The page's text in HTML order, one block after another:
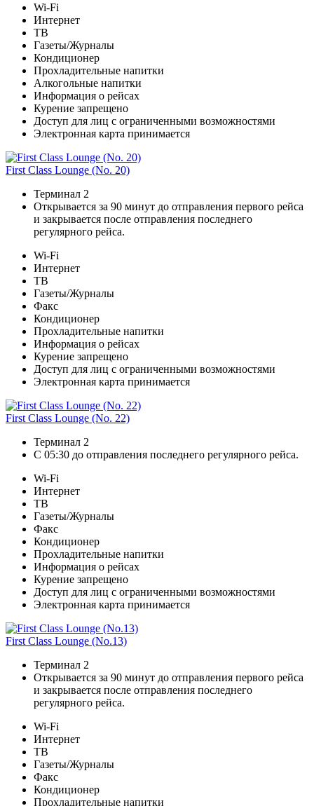
Wi-Fi
Интернет
ТВ
Газеты/Журналы
Кондиционер
Прохладительные напитки
Алкогольные напитки
Информация о рейсах
Курение запрещено
Доступ для лиц с ограниченными возможностями
Электронная карта принимается
First Class Lounge (No. 20)
Терминал 2
Открывается за 90 минут до отправления первого рейса
и закрывается после отправления последнего
регулярного рейса.
Wi-Fi
Интернет
ТВ
Газеты/Журналы
Факс
Кондиционер
Прохладительные напитки
Информация о рейсах
Курение запрещено
Доступ для лиц с ограниченными возможностями
Электронная карта принимается
First Class Lounge (No. 22)
Терминал 2
С 05:30 до отправления последнего регулярного рейса.
Wi-Fi
Интернет
ТВ
Газеты/Журналы
Факс
Кондиционер
Прохладительные напитки
Информация о рейсах
Курение запрещено
Доступ для лиц с ограниченными возможностями
Электронная карта принимается
First Class Lounge (No.13)
Терминал 2
Открывается за 90 минут до отправления первого рейса
и закрывается после отправления последнего
регулярного рейса.
Wi-Fi
Интернет
ТВ
Газеты/Журналы
Факс
Кондиционер
Прохладительные напитки